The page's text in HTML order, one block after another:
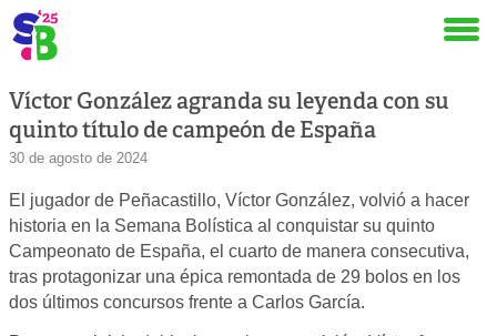
Víctor González agranda su leyenda con su
quinto título de campeón de España
30 de agosto de 2024
El jugador de Peñacastillo, Víctor González, volvió a hacer
historia en la Semana Bolística al conquistar su quinto
Campeonato de España, el cuarto de manera consecutiva,
tras protagonizar una épica remontada de 29 bolos en los
dos últimos concursos frente a Carlos García.